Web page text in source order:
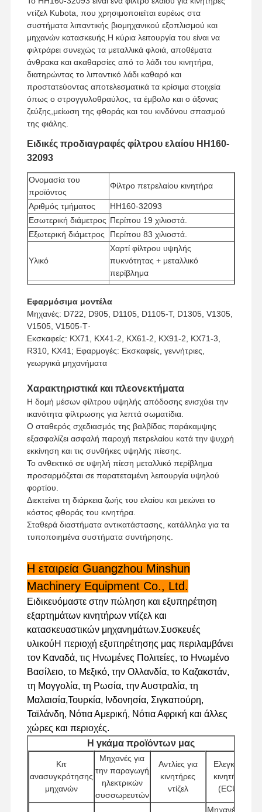
Αρχική
Σελίδα
Προϊόντα Εκπομπή VR
Εμάς
Επισκέψεις
Στο
Εργοστάσιο
Έλεγχος
Ποιότητας
Επικοινωνήσ
Τε Μαζί Μας
Υποθέσεις
Μηχανή Perkins
Μηχανή Yanmar
Μηχανή Kubota
Μηχανή Isuzu
ντίζελ Kubota, που χρησιμοποιείται ευρέως στα
συστήματα λιπαντικής βιομηχανικού εξοπλισμού και
μηχανών κατασκευής.Η κύρια λειτουργία του είναι να
φιλτράρει συνεχώς τα μεταλλικά φλοιά, αποθέματα
άνθρακα και ακαθαρσίες από το λάδι του κινητήρα,
διατηρώντας το λιπαντικό λάδι καθαρό και
προστατεύοντας αποτελεσματικά τα κρίσιμα στοιχεία
όπως ο στρογγυλοθραύλος, τα έμβολο και ο άξονας
ζεύξης,μείωση της φθοράς και του κινδύνου σπασμού
της φιάλης.
Ειδικές προδιαγραφές φίλτρου ελαίου HH160-
32093
Ονομασία του
προϊόντος
Φίλτρο πετρελαίου κινητήρα
Αριθμός τμήματος
HH160-32093
Εσωτερική διάμετρος Περίπου 19 χιλιοστά.
Εξωτερική διάμετρος
Περίπου 83 χιλιοστά.
Υλικό
Χαρτί φίλτρου υψηλής
πυκνότητας + μεταλλικό
περίβλημα
Ελάχιστη ποσότητα
παραγγελίας
Μέθοδος πληρωμής
Western Union, T/T
Μέθοδος αποστολής
Εφαρμόσιμα μοντέλα
Μηχανές: D722, D905, D1105, D1105-T, D1305, V1305,
V1505, V1505-T·
Εκσκαφείς: KX71, KX41-2, KX61-2, KX91-2, KX71-3,
R310, KX41; Εφαρμογές: Εκσκαφείς, γεννήτριες,
γεωργικά μηχανήματα
Χαρακτηριστικά και πλεονεκτήματα
Η δομή μέσων φίλτρου υψηλής απόδοσης ενισχύει την
ικανότητα φίλτρωσης για λεπτά σωματίδια.
Ο σταθερός σχεδιασμός της βαλβίδας παράκαμψης
εξασφαλίζει ασφαλή παροχή πετρελαίου κατά την ψυχρή
εκκίνηση και τις συνθήκες υψηλής πίεσης.
Το ανθεκτικό σε υψηλή πίεση μεταλλικό περίβλημα
προσαρμόζεται σε παρατεταμένη λειτουργία υψηλού
φορτίου.
Διεκτείνει τη διάρκεια ζωής του ελαίου και μειώνει το
κόστος φθοράς του κινητήρα.
Σταθερά διαστήματα αντικατάστασης, κατάλληλα για τα
τυποποιημένα συστήματα συντήρησης.
Η εταιρεία Guangzhou Minshun
Machinery Equipment Co., Ltd.
Ειδικευόμαστε στην πώληση και εξυπηρέτηση
εξαρτημάτων κινητήρων ντίζελ και
κατασκευαστικών μηχανημάτων.Συσκευές
υλικούΗ περιοχή εξυπηρέτησης μας περιλαμβάνει
τον Καναδά, τις Ηνωμένες Πολιτείες, το Ηνωμένο
Βασίλειο, το Μεξικό, την Ολλανδία, το Καζακστάν,
τη Μογγολία, τη Ρωσία, την Αυστραλία, τη
Μαλαισία,Τουρκία, Ινδονησία, Σιγκαπούρη,
Ταϊλάνδη, Νότια Αμερική, Νότια Αφρική και άλλες
χώρες και περιοχές.
Η γκάμα προϊόντων μας
Κιτ
ανασυγκρότησης
μηχανών
Μηχανές για
την παραγωγή
ηλεκτρικών
συσσωρευτών
Αντλίες για
κινητήρες
ντίζελ
Ελεγκτές
κινητήρα
(ECU)
Μηχανές για